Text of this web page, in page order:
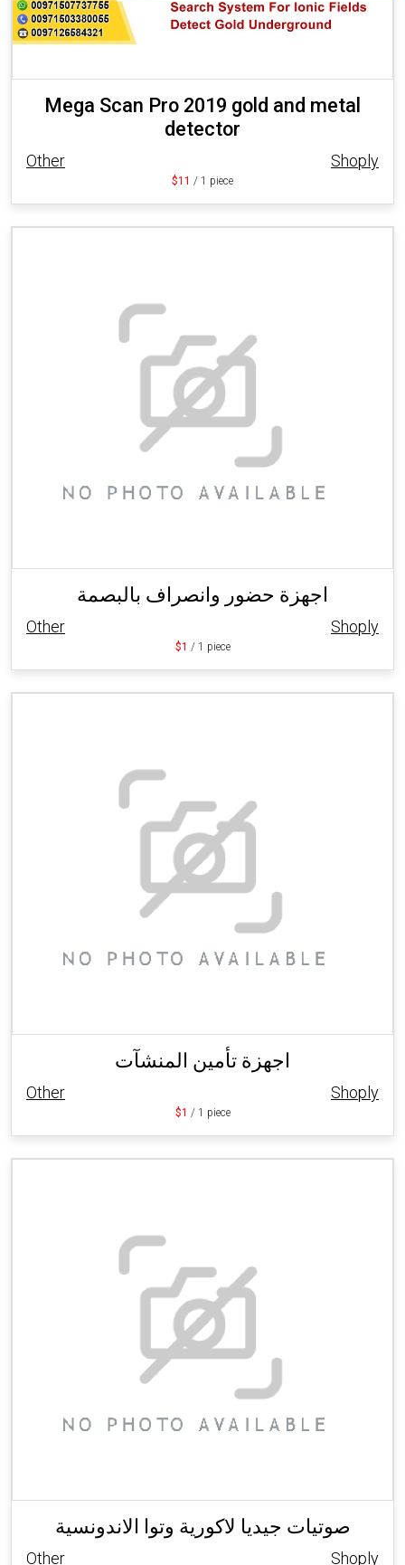
Mega Scan Pro 2019 gold and metal
detector
Other Shoply
$11 / 1 piece
اجهزة حضور وانصراف بالبصمة
Other Shoply
$1 / 1 piece
اجهزة تأمين المنشآت
Other Shoply
$1 / 1 piece
صوتيات جيديا لاكورية وتوا الاندونسية
Other Shoply